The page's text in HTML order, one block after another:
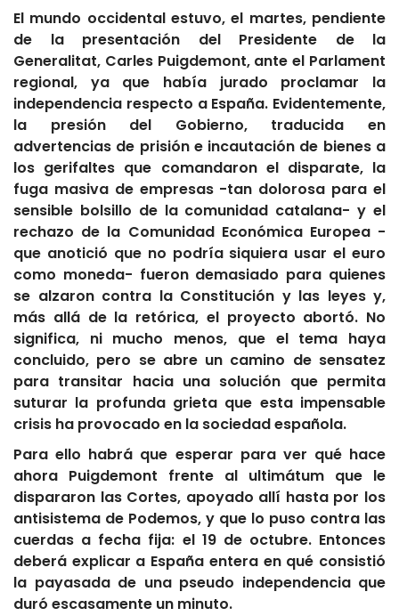
El mundo occidental estuvo, el martes, pendiente
de la presentación del Presidente de la
Generalitat, Carles Puigdemont, ante el Parlament
regional, ya que había jurado proclamar la
independencia respecto a España. Evidentemente,
la presión del Gobierno, traducida en
advertencias de prisión e incautación de bienes a
los gerifaltes que comandaron el disparate, la
fuga masiva de empresas -tan dolorosa para el
sensible bolsillo de la comunidad catalana- y el
rechazo de la Comunidad Económica Europea -
que anotició que no podría siquiera usar el euro
como moneda- fueron demasiado para quienes
se alzaron contra la Constitución y las leyes y,
más allá de la retórica, el proyecto abortó. No
significa, ni mucho menos, que el tema haya
concluido, pero se abre un camino de sensatez
para transitar hacia una solución que permita
suturar la profunda grieta que esta impensable
crisis ha provocado en la sociedad española.
Para ello habrá que esperar para ver qué hace
ahora Puigdemont frente al ultimátum que le
dispararon las Cortes, apoyado allí hasta por los
antisistema de Podemos, y que lo puso contra las
cuerdas a fecha fija: el 19 de octubre. Entonces
deberá explicar a España entera en qué consistió
la payasada de una pseudo independencia que
duró escasamente un minuto.